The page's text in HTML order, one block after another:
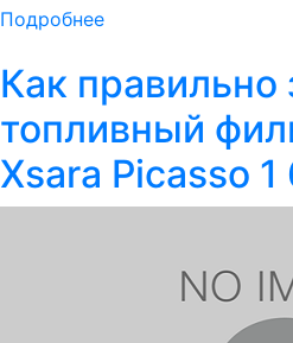
Подробнее
Как правильно
топливный
Xsara Picasso